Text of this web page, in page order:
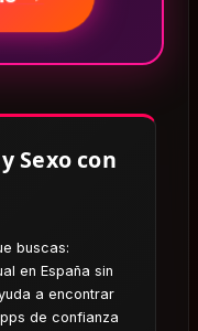
Sexo con
buscas:
en España sin
a encontrar
de confianza